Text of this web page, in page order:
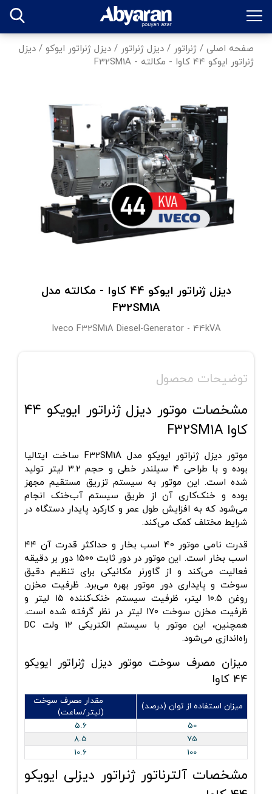
صفحه اصلی / ژنراتور / دیزل ژنراتور / دیزل ژنراتور ایوکو / دیزل
ژنراتور ایوکو 44 کاوا - مکالته - F32SM1A
دیزل ژنراتور ایوکو 44 کاوا - مکالته مدل
F32SM1A
Iveco F32SM1A Diesel-Generator - 44kVA
توضیحات محصول
مشخصات موتور دیزل ژنراتور ایویکو 44
کاوا F32SM1A
موتور دیزل ژنراتور ایویکو مدل F32SM1A ساخت ایتالیا
بوده و با طراحی ۴ سیلندر خطی و حجم ۳.۲ لیتر تولید
شده است. این موتور به سیستم تزریق مستقیم مجهز
بوده و خنک‌کاری آن از طریق سیستم آب‌خنک انجام
می‌شود که به افزایش طول عمر و کارکرد پایدار دستگاه در
شرایط مختلف کمک می‌کند.
قدرت نامی موتور 40 اسب بخار و حداکثر قدرت آن ۴۴
اسب بخار است. این موتور در دور ثابت ۱۵۰۰ دور بر دقیقه
فعالیت می‌کند و از گاورنر مکانیکی برای تنظیم دقیق
سوخت و پایداری دور موتور بهره می‌برد. ظرفیت مخزن
روغن ۱۰.۵ لیتر، ظرفیت سیستم خنک‌کننده ۱۵ لیتر و
ظرفیت مخزن سوخت ۱۷۰ لیتر در نظر گرفته شده است.
همچنین، این موتور با سیستم الکتریکی ۱۲ ولت DC
راه‌اندازی می‌شود.
میزان مصرف سوخت موتور دیزل ژنراتور ایویکو
44 کاوا
میزان استفاده از توان (درصد)
مقدار مصرف سوخت
(لیتر/ساعت)
50
5.6
75
8.5
100
10.6
مشخصات آلترناتور ژنراتور دیزلی ایویکو